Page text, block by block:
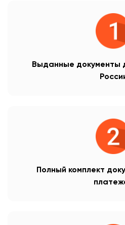
Выданные документы
Полный комплект